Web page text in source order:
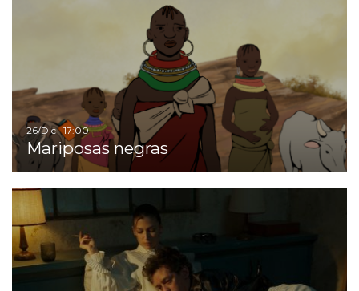
26/Dic · 17:00
Mariposas negras